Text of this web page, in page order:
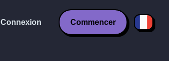
Connexion Commencer